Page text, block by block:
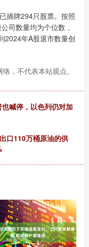
牌294只股票。按照
司数量均为个位数，
2024年A股退市数量创
，不代表本站观点。
喊停，以色列仍对加
口110万桶原油的供